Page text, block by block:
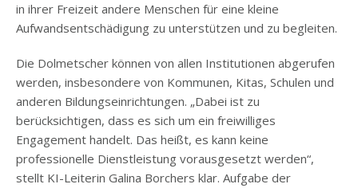
in ihrer Freizeit andere Menschen für eine kleine
Aufwandsentschädigung zu unterstützen und zu begleiten.
Die Dolmetscher können von allen Institutionen abgerufen
werden, insbesondere von Kommunen, Kitas, Schulen und
anderen Bildungseinrichtungen. „Dabei ist zu
berücksichtigen, dass es sich um ein freiwilliges
Engagement handelt. Das heißt, es kann keine
professionelle Dienstleistung vorausgesetzt werden“,
stellt KI-Leiterin Galina Borchers klar. Aufgabe der